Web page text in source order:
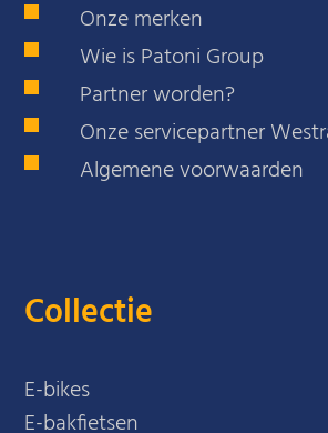
Onze merken
Wie is Patoni Group
Partner worden?
Onze servicepartner
Algemene voorwaarden
Collectie
E-bikes
E-bakfietsen